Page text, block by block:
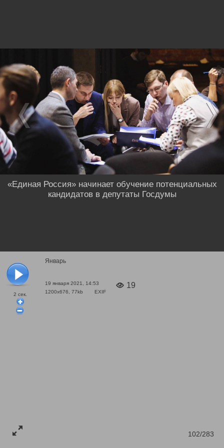
2 сек.
Январь
19 января 2021, 14:53
1200x676, 77kb
EXIF
19
102/283
«Единая Россия» начинает обучение потенциальных
кандидатов в депутаты Госдумы